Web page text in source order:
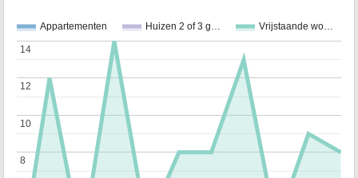
Appartementen Huizen 2 of 3 g… Vrijstaande wo…
8
8
10
10
12
12
14
14